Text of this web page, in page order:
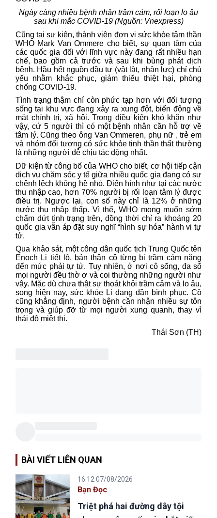
Ngày càng nhiều bệnh nhân trầm cảm, rối loạn lo âu
sau khi mắc COVID-19 (Nguồn: Vnexpress)
Cũng tại sự kiện, thành viên đơn vị sức khỏe tâm thần
WHO Mark Van Ommere cho biết, sự quan tâm của
các quốc gia đối với lĩnh vực này đang rất nhiều hạn
chế, bao gồm cả trước và sau khi bùng phát dịch
bệnh. Hầu hết nguồn đầu tư (vật lật, nhân lực) chỉ chủ
yếu nhằm khắc phục, giảm thiểu thiệt hại, phòng
chống COVID-19.
Tình trạng thậm chí còn phức tạp hơn với đối tượng
sống tại khu vực đang xảy ra xung đột, biến động về
mặt chính trị, xã hội. Trong điều kiện khó khăn như
vậy, cứ 5 người thì có một bệnh nhân cần hỗ trợ về
tâm lý. Cũng theo ông Van Ommeren, phụ nữ , trẻ em
và nhóm đối tượng có sức khỏe tinh thần thất thường
là những người dễ chịu tác động nhất.
Dữ kiện từ công bố của WHO cho biết, cơ hội tiếp cận
dịch vụ chăm sóc y tế giữa nhiều quốc gia đang có sự
chênh lệch không hề nhỏ. Điển hình như tại các nước
thu nhập cao, hơn 70% người bị rối loạn tâm lý được
điều trị. Ngược lại, con số này chỉ là 12% ở những
nước thu nhập thấp. Vì thế, WHO mong muốn sớm
chấm dứt tình trạng trên, đồng thời chỉ ra khoảng 20
quốc gia vẫn áp đặt suy nghĩ “hình sự hóa” hành vi tự
tử.
Qua khảo sát, một công dân quốc tịch Trung Quốc tên
Enoch Li tiết lộ, bản thân cô từng bị trầm cảm nặng
đến mức phải tự tử. Tuy nhiên, ở nơi cô sống, đa số
mọi người đều thờ ơ và coi thường những người như
vậy. Mặc dù chưa thật sự thoát khỏi trầm cảm và lo âu,
song hiện nay, sức khỏe Li đang dần bình phục. Cô
cũng khẳng định, người bệnh cần nhận nhiều sự tôn
trọng và giúp đỡ từ mọi người xung quanh, thay vì
thái độ miệt thị.
Thái Sơn (TH)
BÀI VIẾT LIÊN QUAN
16:12 07/08/2026
Bạn Đọc
Triệt phá hai đường dây tội